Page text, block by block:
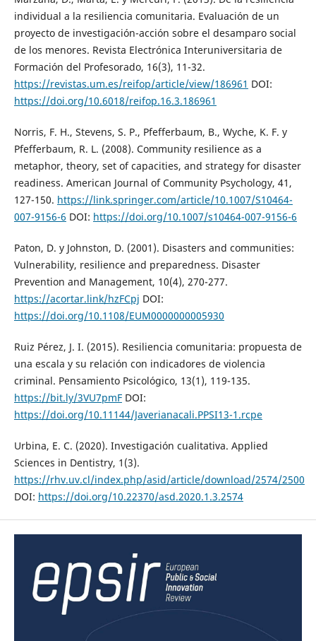
individual a la resiliencia comunitaria. Evaluación de un
proyecto de investigación-acción sobre el desamparo social
de los menores. Revista Electrónica Interuniversitaria de
Formación del Profesorado, 16(3), 11-32.
https://revistas.um.es/reifop/article/view/186961 DOI:
https://doi.org/10.6018/reifop.16.3.186961
Norris, F. H., Stevens, S. P., Pfefferbaum, B., Wyche, K. F. y
Pfefferbaum, R. L. (2008). Community resilience as a
metaphor, theory, set of capacities, and strategy for disaster
readiness. American Journal of Community Psychology, 41,
127-150. https://link.springer.com/article/10.1007/S10464-
007-9156-6 DOI: https://doi.org/10.1007/s10464-007-9156-6
Paton, D. y Johnston, D. (2001). Disasters and communities:
Vulnerability, resilience and preparedness. Disaster
Prevention and Management, 10(4), 270-277.
https://acortar.link/hzFCpj DOI:
https://doi.org/10.1108/EUM0000000005930
Ruiz Pérez, J. I. (2015). Resiliencia comunitaria: propuesta de
una escala y su relación con indicadores de violencia
criminal. Pensamiento Psicológico, 13(1), 119-135.
https://bit.ly/3VU7pmFDOI:
https://doi.org/10.11144/Javerianacali.PPSI13-1.rcpe
Urbina, E. C. (2020). Investigación cualitativa. Applied
Sciences in Dentistry, 1(3).
https://rhv.uv.cl/index.php/asid/article/download/2574/2500
DOI: https://doi.org/10.22370/asd.2020.1.3.2574